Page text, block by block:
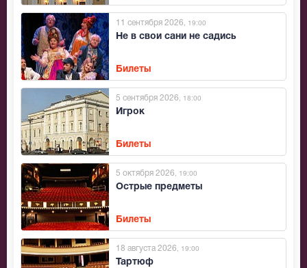
Не в свои сани не садись
11 сентября 2026 , 19:00
Билеты
Игрок
5 сентября 2026 , 18:00
Билеты
Острые предметы
5 октября 2026 , 19:00
Билеты
Тартюф
18 августа 2026 , 19:00